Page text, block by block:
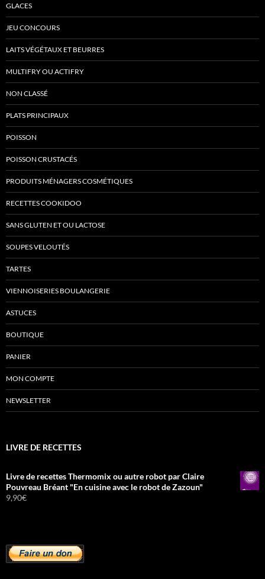
GLACES
JEU CONCOURS
LAITS VÉGÉTAUX ET BEURRES
MULTIFRY OU ACTIFRY
NON CLASSÉ
PLATS PRINCIPAUX
POISSON
POISSON CRUSTACÉS
PRODUITS MÉNAGERS COSMÉTIQUES
RECETTES COOKIDOO
SANS GLUTEN ET OU LACTOSE
SOUPES VELOUTÉS
TARTES
VIENNOISERIES BOULANGERIE
ASTUCES
BOUTIQUE
PANIER
MON COMPTE
NEWSLETTER
LIVRE DE RECETTES
Livre de recettes Thermomix ou autre robot par Claire
Pouvreau Bréant "En cuisine avec le robot de Zazoun"
9,90€